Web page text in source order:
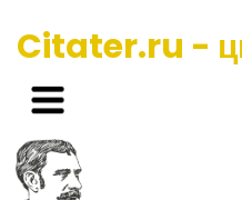
Citater.ru -